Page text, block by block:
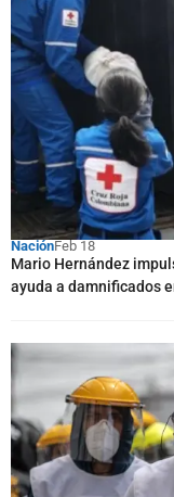
NaciónFeb 18
Mario Hernández
ayuda a damnificados